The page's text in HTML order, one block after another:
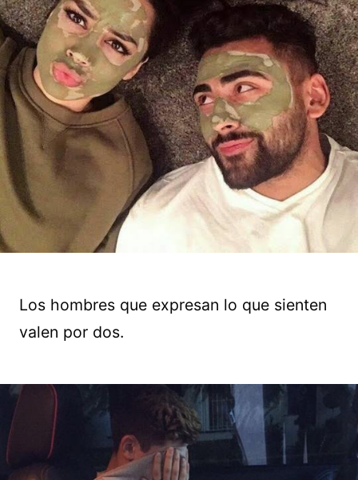
Los hombres que expresan lo que sienten
valen por dos.